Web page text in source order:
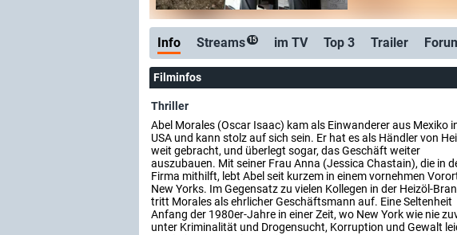
Info Streams 15 im TV Top 3 Trailer
Filminfos
Thriller
Abel Morales (Oscar Isaac) kam als Einwanderer aus Mexiko
USA und kann stolz auf sich sein. Er hat es als Händler von
weit gebracht, und überlegt sogar, das Geschäft weiter
auszubauen. Mit seiner Frau Anna (Jessica Chastain), die in
Firma mithilft, lebt Abel seit kurzem in einem vornehmen
New Yorks. Im Gegensatz zu vielen Kollegen in der Heizöl-
tritt Morales als ehrlicher Geschäftsmann auf. Eine Seltenheit
Anfang der 1980er-Jahre in einer Zeit, wo New York wie nie
unter Kriminalität und Drogensucht, Korruption und Gewalt